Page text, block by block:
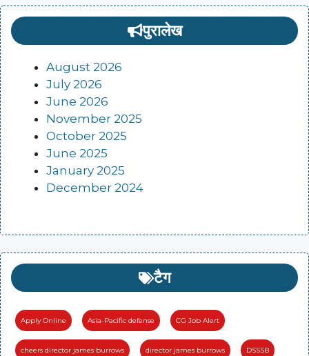
पुरालेख
August 2026
July 2026
June 2026
November 2025
October 2025
June 2025
January 2025
December 2024
टैग
Apply Online Asia-Pacific defense CG Job Alert
cheers director james burrows director james burrows DSSSB